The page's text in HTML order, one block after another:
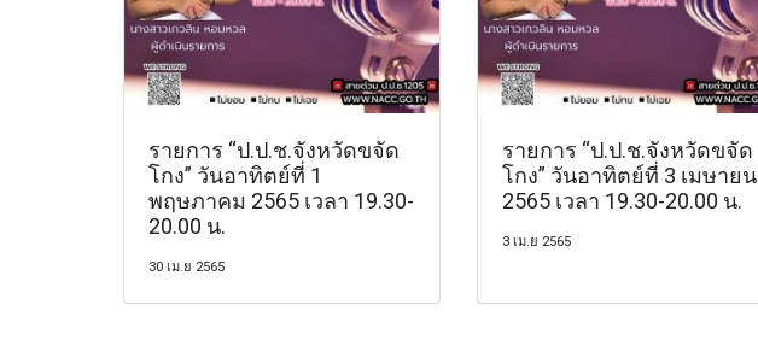
รายการ “ป.ป.ช.จังหวัดขจัด
โกง” วันอาทิตย์ที่ 1
พฤษภาคม 2565 เวลา 19.30-
20.00 น.
30 เม.ย 2565
รายการ “ป.ป.ช.จังหวัดขจัด
โกง” วันอาทิตย์ที่ 3 เมษายน
2565 เวลา 19.30-20.00 น.
3 เม.ย 2565